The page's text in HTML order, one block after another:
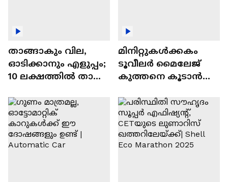
താങ്ങാകും വില,
ഓടിക്കാനും എളുപ്പം;
10 ലക്ഷത്തിൽ താഴെ
ഓട്ടോമാറ്റിക്ക്
എസ്‍യുവികൾ
മിനിറ്റുകൾക്കകം
ടൂവീലർ മൈലേജ്
കുത്തനെ കൂടാൻ